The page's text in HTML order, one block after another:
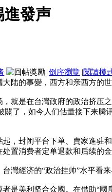
進發声
|倒序瀏覽 |閱讀模
陆的事變，西方和亲西方的
就是在台灣政府的政治挤压
關了，如今人们估量接下来腾
，封闭平台下单、賣家進
置消费者定单退款和后续的金
灣經济的“政治挂帅”水平看
是美利坚合众國。在借助“